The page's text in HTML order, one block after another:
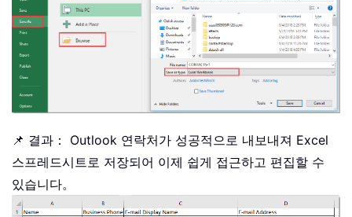
📌 결과： Outlook 연락처가 성공적으로 내보내져 Excel
스프레드시트로 저장되어 이제 쉽게 접근하고 편집할 수
있습니다。